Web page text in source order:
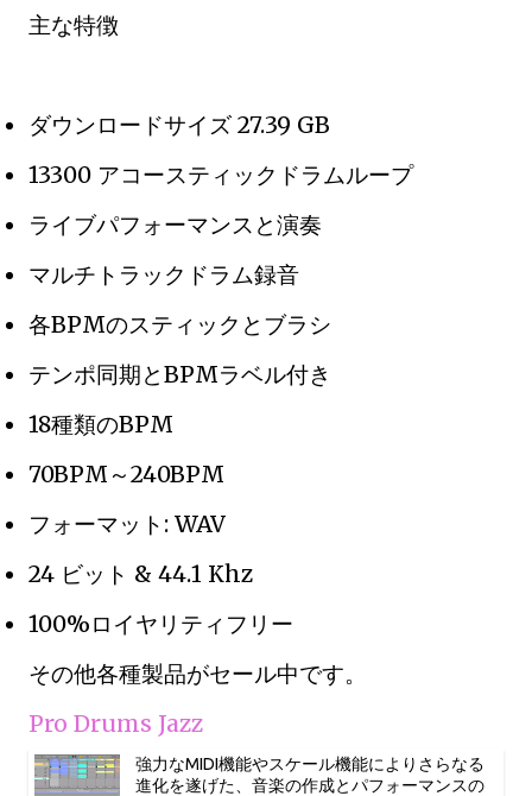
主な特徴
ダウンロードサイズ 27.39 GB
13300 アコースティックドラムループ
ライブパフォーマンスと演奏
マルチトラックドラム録音
各BPMのスティックとブラシ
テンポ同期とBPMラベル付き
18種類のBPM
70BPM～240BPM
フォーマット: WAV
24 ビット & 44.1 Khz
100%ロイヤリティフリー
その他各種製品がセール中です。
Pro Drums Jazz
強力なMIDI機能やスケール機能によりさらなる
進化を遂げた、音楽の作成とパフォーマンスの